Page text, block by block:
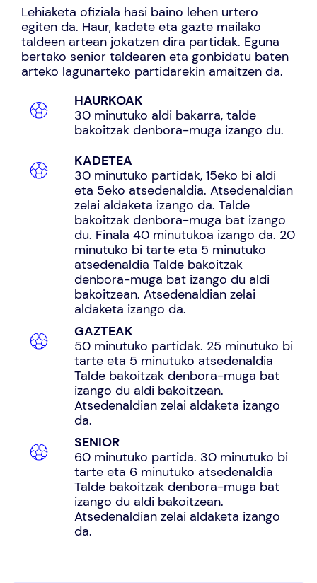
Lehiaketa ofiziala hasi baino lehen urtero
egiten da. Haur, kadete eta gazte mailako
taldeen artean jokatzen dira partidak. Eguna
bertako senior taldearen eta gonbidatu baten
arteko lagunarteko partidarekin amaitzen da.
HAURKOAK
30 minutuko aldi bakarra, talde
bakoitzak denbora-muga izango du.
KADETEA
30 minutuko partidak, 15eko bi aldi
eta 5eko atsedenaldia. Atsedenaldian
zelai aldaketa izango da. Talde
bakoitzak denbora-muga bat izango
du. Finala 40 minutukoa izango da. 20
minutuko bi tarte eta 5 minutuko
atsedenaldia Talde bakoitzak
denbora-muga bat izango du aldi
bakoitzean. Atsedenaldian zelai
aldaketa izango da.
GAZTEAK
50 minutuko partidak. 25 minutuko bi
tarte eta 5 minutuko atsedenaldia
Talde bakoitzak denbora-muga bat
izango du aldi bakoitzean.
Atsedenaldian zelai aldaketa izango
da.
SENIOR
60 minutuko partida. 30 minutuko bi
tarte eta 6 minutuko atsedenaldia
Talde bakoitzak denbora-muga bat
izango du aldi bakoitzean.
Atsedenaldian zelai aldaketa izango
da.